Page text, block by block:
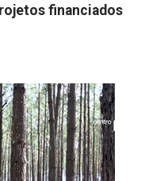
financiados